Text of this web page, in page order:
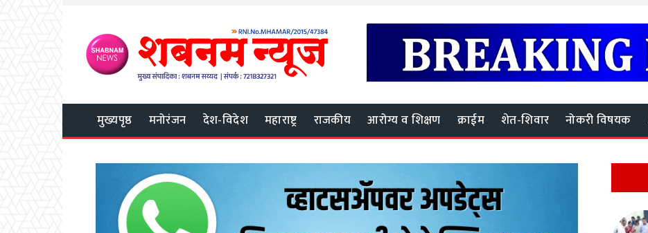
मुख्यपृष्ठ मनोरंजन देश-विदेश महाराष्ट्र राजकीय आरोग्य व शिक्षण क्राईम शेत-शिवार नोकरी विषयक